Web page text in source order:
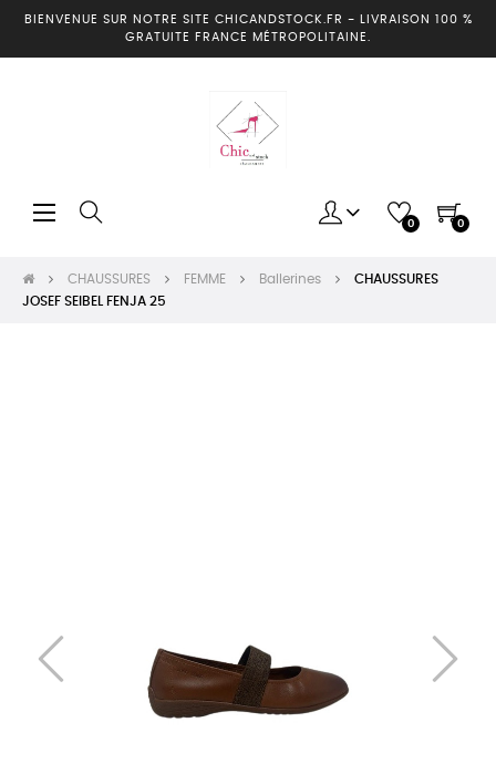
BIENVENUE SUR NOTRE SITE CHICANDSTOCK.FR -
LIVRAISON 100 %
GRATUITE FRANCE MÉTROPOLITAINE.
Basculer
☰ 0 0
CHAUSSURES FEMME Ballerines
CHAUSSURES
JOSEF SEIBEL FENJA 25